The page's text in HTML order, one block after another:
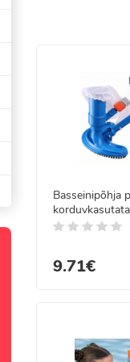
Selline bassein
Vee puhtuse ja
Meie valikus:
Alusmatid –
Basseinid on
Basseinipõhja
9.71€